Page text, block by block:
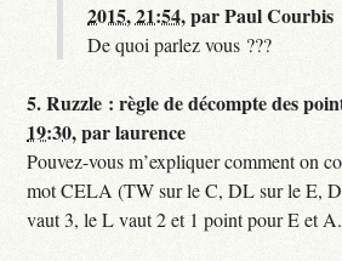
2015, 21:54,parPaul Courbis
De quoi parlez vous ???
5.Ruzzle : règle de décompte des
19:30,parlaurence
Pouvez-vous m’expliquer comment on
mot CELA (TW sur le C, DL sur le E,
vaut 3, le L vaut 2 et 1 point pour E et